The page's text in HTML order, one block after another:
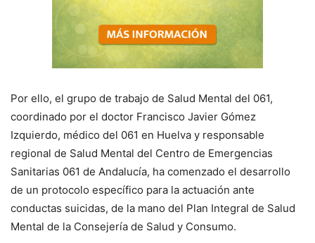
Por ello, el grupo de trabajo de Salud Mental del 061,
coordinado por el doctor Francisco Javier Gómez
Izquierdo, médico del 061 en Huelva y responsable
regional de Salud Mental del Centro de Emergencias
Sanitarias 061 de Andalucía, ha comenzado el desarrollo
de un protocolo específico para la actuación ante
conductas suicidas, de la mano del Plan Integral de Salud
Mental de la Consejería de Salud y Consumo.